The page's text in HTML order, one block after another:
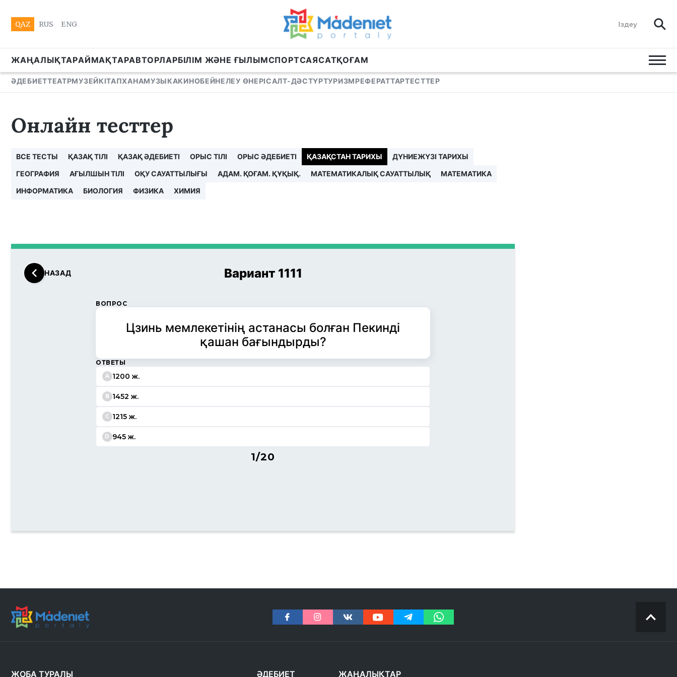
QAZ RUS ENG
ЖАҢАЛЫҚТАРАЙМАҚТАРАВТОРЛАРБІЛІМ ЖӘНЕ ҒЫЛЫМСПОРТСАЯСАТҚОҒАМ
ӘДЕБИЕТТЕАТРМУЗЕЙКІТАПХАНАМУЗЫКАКИНОБЕЙНЕЛЕУ ӨНЕРІСАЛТ-ДӘСТҮРТУРИЗМРЕФЕРАТТАРТЕСТТЕР
Онлайн тесттер
ВСЕ ТЕСТЫ ҚАЗАҚ ТІЛІ ҚАЗАҚ ӘДЕБИЕТІ ОРЫС ТІЛІ ОРЫС ӘДЕБИЕТІ ҚАЗАҚСТАН ТАРИХЫ
ДҮНИЕЖҮЗІ ТАРИХЫ
ГЕОГРАФИЯ
АҒЫЛШЫН ТІЛІ ОҚУ САУАТТЫЛЫҒЫ АДАМ. ҚОҒАМ. ҚҰҚЫҚ. МАТЕМАТИКАЛЫҚ САУАТТЫЛЫҚ
МАТЕМАТИКА
ИНФОРМАТИКА
БИОЛОГИЯ ФИЗИКА ХИМИЯ
НАЗАД Вариант 1111
ВОПРОС
Цзинь мемлекетінің астанасы болған Пекинді
қашан бағындырды?
ОТВЕТЫ
A 1200 ж.
B 1452 ж.
C 1215 ж.
D 945 ж.
1/20
ЖОБА ТУРАЛЫ ӘДЕБИЕТ ЖАҢАЛЫҚТАР